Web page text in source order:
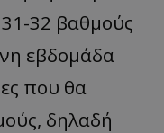
32 βαθμούς
εβδομάδα
που θα
δηλαδή